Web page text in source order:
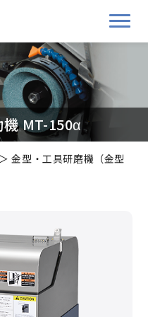
MT-150α
＞ 金型・工具研磨機（金型